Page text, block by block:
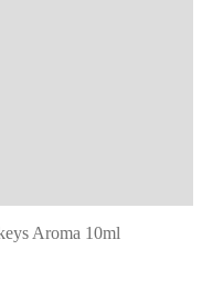
Aroma 10ml